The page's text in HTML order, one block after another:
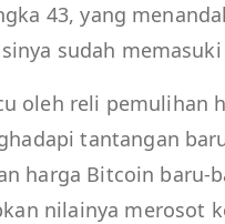
43, yang
sudah
oleh reli pemulihan
tantangan
harga Bitcoin baru-
nilainya merosot